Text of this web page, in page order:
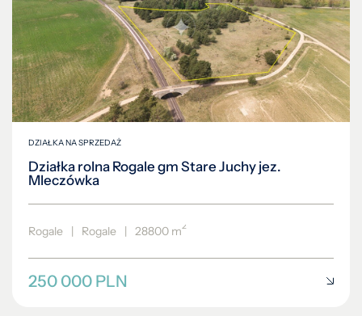
DZIAŁKA NA SPRZEDAŻ
Działka rolna Rogale gm Stare Juchy jez.
Mleczówka
Rogale | Rogale | 28800 m2
250 000 PLN